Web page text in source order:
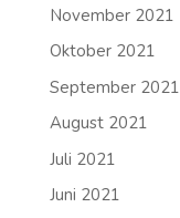
November 2021
Oktober 2021
September 2021
August 2021
Juli 2021
Juni 2021